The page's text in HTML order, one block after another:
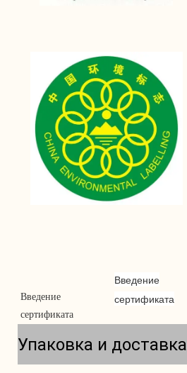
Введение
Введение
сертификата
Упаковка и доставка